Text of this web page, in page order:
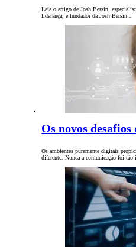
Leia o artigo de Josh Bersin,
liderança, e fundador da Josh Bersin…
Os novos
Os ambientes puramente digitais
diferente. Nunca a comunicação foi